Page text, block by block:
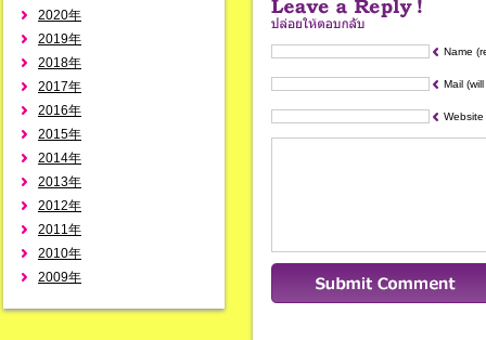
2020年
2019年
2018年
2017年
2016年
2015年
2014年
2013年
2012年
2011年
2010年
2009年
Name
Mail
Website